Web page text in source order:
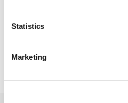
Statistics
Marketing
Avoinna ma–pe klo 8–17 ja
JAA Jaa Twitterissä